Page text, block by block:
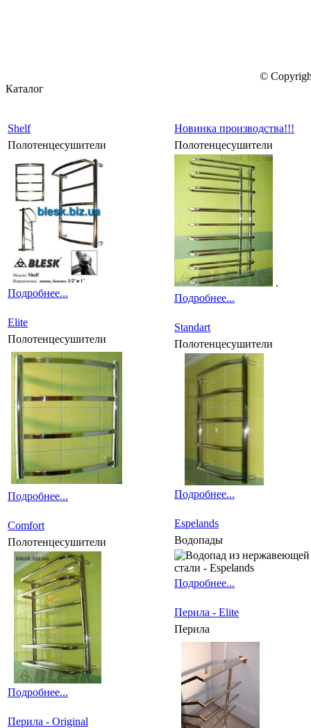
©
Каталог
Shelf
Полотенцесушители
Подробнее...
Elite
Полотенцесушители
Подробнее...
Comfort
Полотенцесушители
Подробнее...
Перила - Original
Новинка производства!!!
Полотенцесушители
.
Подробнее...
Standart
Полотенцесушители
Подробнее...
Espelands
Водопады
Подробнее...
Перила - Elite
Перила